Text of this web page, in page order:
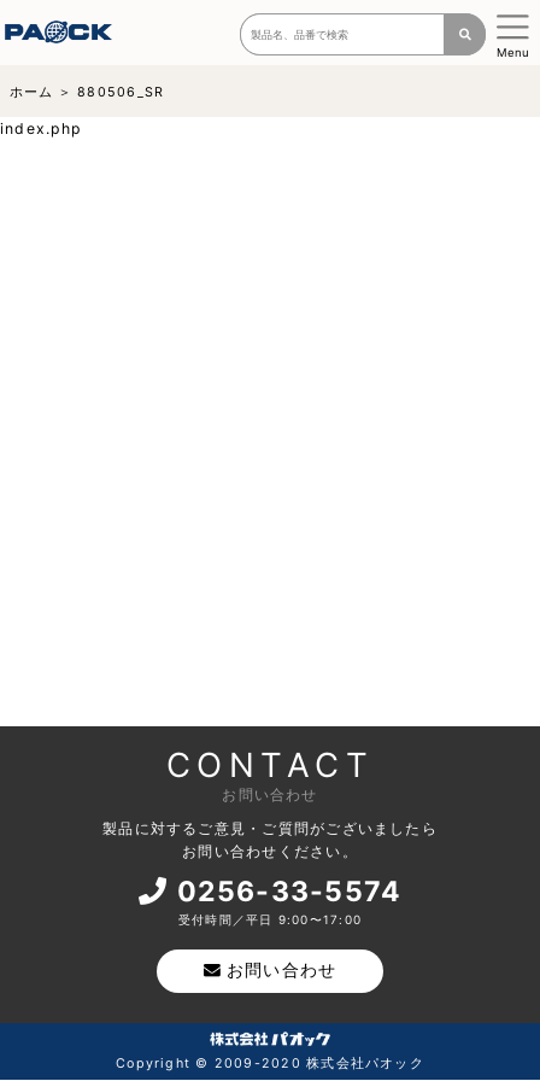
Menu
ホーム 880506_SR
index.php
CONTACT
お問い合わせ
製品に対するご意見・ご質問がございましたら
お問い合わせください。
0256-33-5574
受付時間／平日 9:00〜17:00
お問い合わせ
Copyright © 2009-2020 株式会社パオック